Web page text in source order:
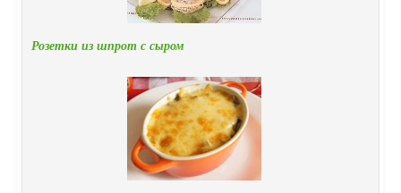
Розетки из шпрот с сыром